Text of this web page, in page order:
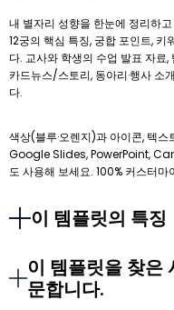
내 별자리 성향을 한눈에 정리하
12궁의 핵심 특징, 궁합 포인트,
다. 교사와 학생의 수업 발표 자료
카드뉴스/스토리, 동아리·행사 소
다.
색상(블루·오렌지)과 아이콘, 텍
Google Slides, PowerPoint,
도 사용해 보세요. 100% 커스터
이 템플릿의 특징
이 템플릿을 찾은
문합니다.